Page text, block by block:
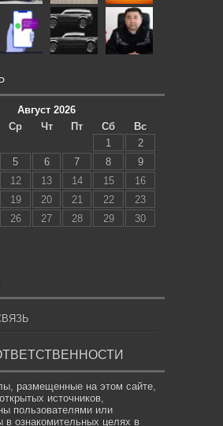
Август 2026
Ср Чт Пт Сб
Вс
1
2
5 6 7 8
9
12 13 14 15
16
19 20 21 22
23
26 27 28 29
30
размещенные на этом сайте,
источников,
пользователями или
в ознакомительных целях в